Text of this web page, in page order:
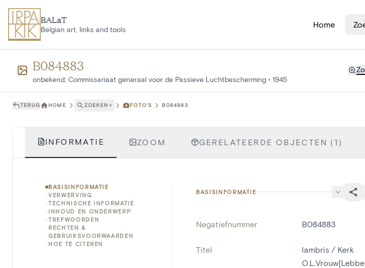
BALaT
Belgian art, links and tools
Home
B084883
onbekend; Commissariaat generaal voor de Passieve Luchtbescherming • 1945
TERUG HOME ZOEKEN ˅ FOTO'S B084883
INFORMATIE ZOOM GERELATEERDE OBJECTEN (1)
BASISINFORMATIE
VERWERVING
TECHNISCHE INFORMATIE
INHOUD EN ONDERWERP
TREFWOORDEN
RECHTEN &
GEBRUIKSVOORWAARDEN
HOE TE CITEREN
BASISINFORMATIE
Negatiefnummer B084883
Titel
lambris / Kerk